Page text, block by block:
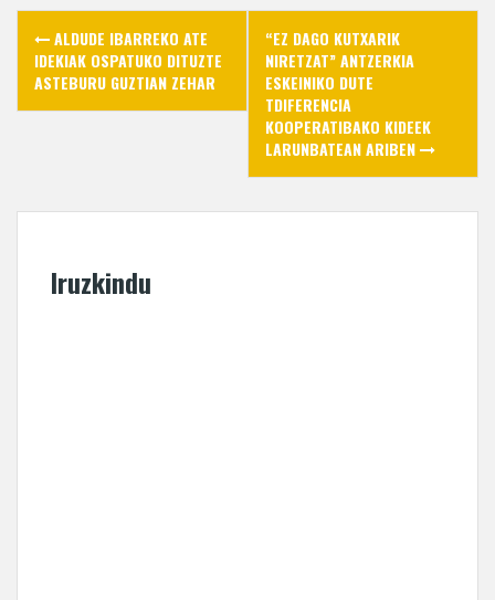
Post
navigation
ALDUDE IBARREKO ATE
IDEKIAK OSPATUKO DITUZTE
ASTEBURU GUZTIAN ZEHAR
“EZ DAGO KUTXARIK
NIRETZAT” ANTZERKIA
ESKEINIKO DUTE
TDIFERENCIA
KOOPERATIBAKO KIDEEK
LARUNBATEAN ARIBEN
Iruzkindu